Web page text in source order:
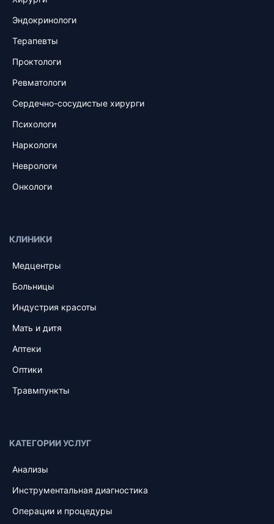
Эндокринологи
Терапевты
Проктологи
Ревматологи
Сердечно-сосудистые хирурги
Психологи
Наркологи
Неврологи
Онкологи
КЛИНИКИ
Медцентры
Больницы
Индустрия красоты
Мать и дитя
Аптеки
Оптики
Травмпункты
КАТЕГОРИИ УСЛУГ
Анализы
Инструментальная диагностика
Операции и процедуры